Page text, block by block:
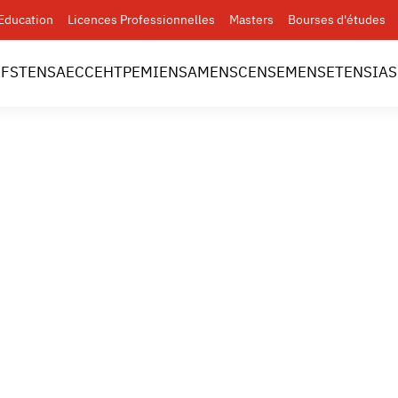
Licences Professionnelles Masters Bourses d'études
FSTENSAECCEHTPEMIENSAMENSCENSEMENSETENSIAS